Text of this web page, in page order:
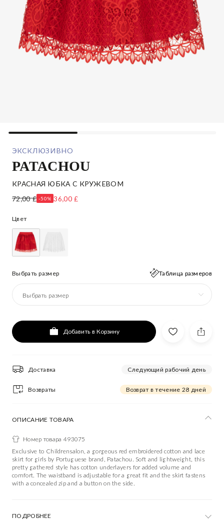
ЭКСКЛЮЗИВНО
PATACHOU
КРАСНАЯ ЮБКА С КРУЖЕВОМ
72,00 £ -50% 36,00 £
Цвет
Выбрать размер Таблица размеров
Выбрать размер
Добавить в Корзину
Доставка Следующий рабочий день
Возвраты Возврат в течение 28 дней
ОПИСАНИЕ ТОВАРА
Номер товара 493075
Exclusive to Childrensalon, a gorgeous red embroidered cotton and lace
skirt for girls by Portuguese brand, Patachou. Soft and lightweight, this
pretty gathered style has cotton underlayers for added volume and
comfort. The waistband is adjustable for a great fit and the skirt fastens
with a concealed zip and a button on the side.
ПОДРОБНЕЕ